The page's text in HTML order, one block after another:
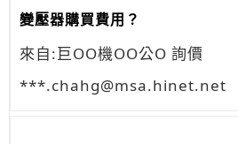
變壓器購買費用？
來自:巨OO機OO公O 詢價
***.chahg@msa.hinet.net